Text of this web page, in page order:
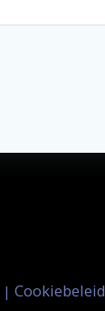
| Cookiebeleid